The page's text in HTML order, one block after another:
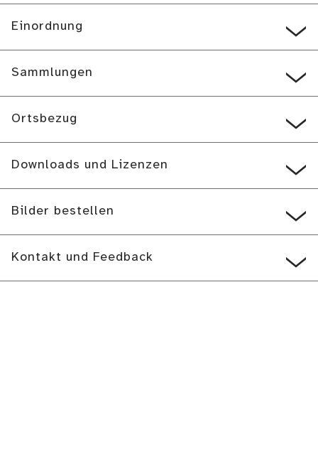
Einordnung
Sammlungen
Ortsbezug
Downloads und Lizenzen
Bilder bestellen
Kontakt und Feedback